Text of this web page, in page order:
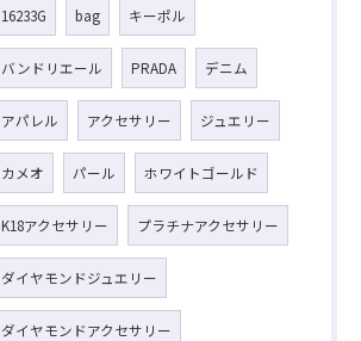
16233G bag キーポル
バンドリエール PRADA デニム
アパレル アクセサリー ジュエリー
カメオ パール ホワイトゴールド
K18アクセサリー プラチナアクセサリー
ダイヤモンドジュエリー
ダイヤモンドアクセサリー